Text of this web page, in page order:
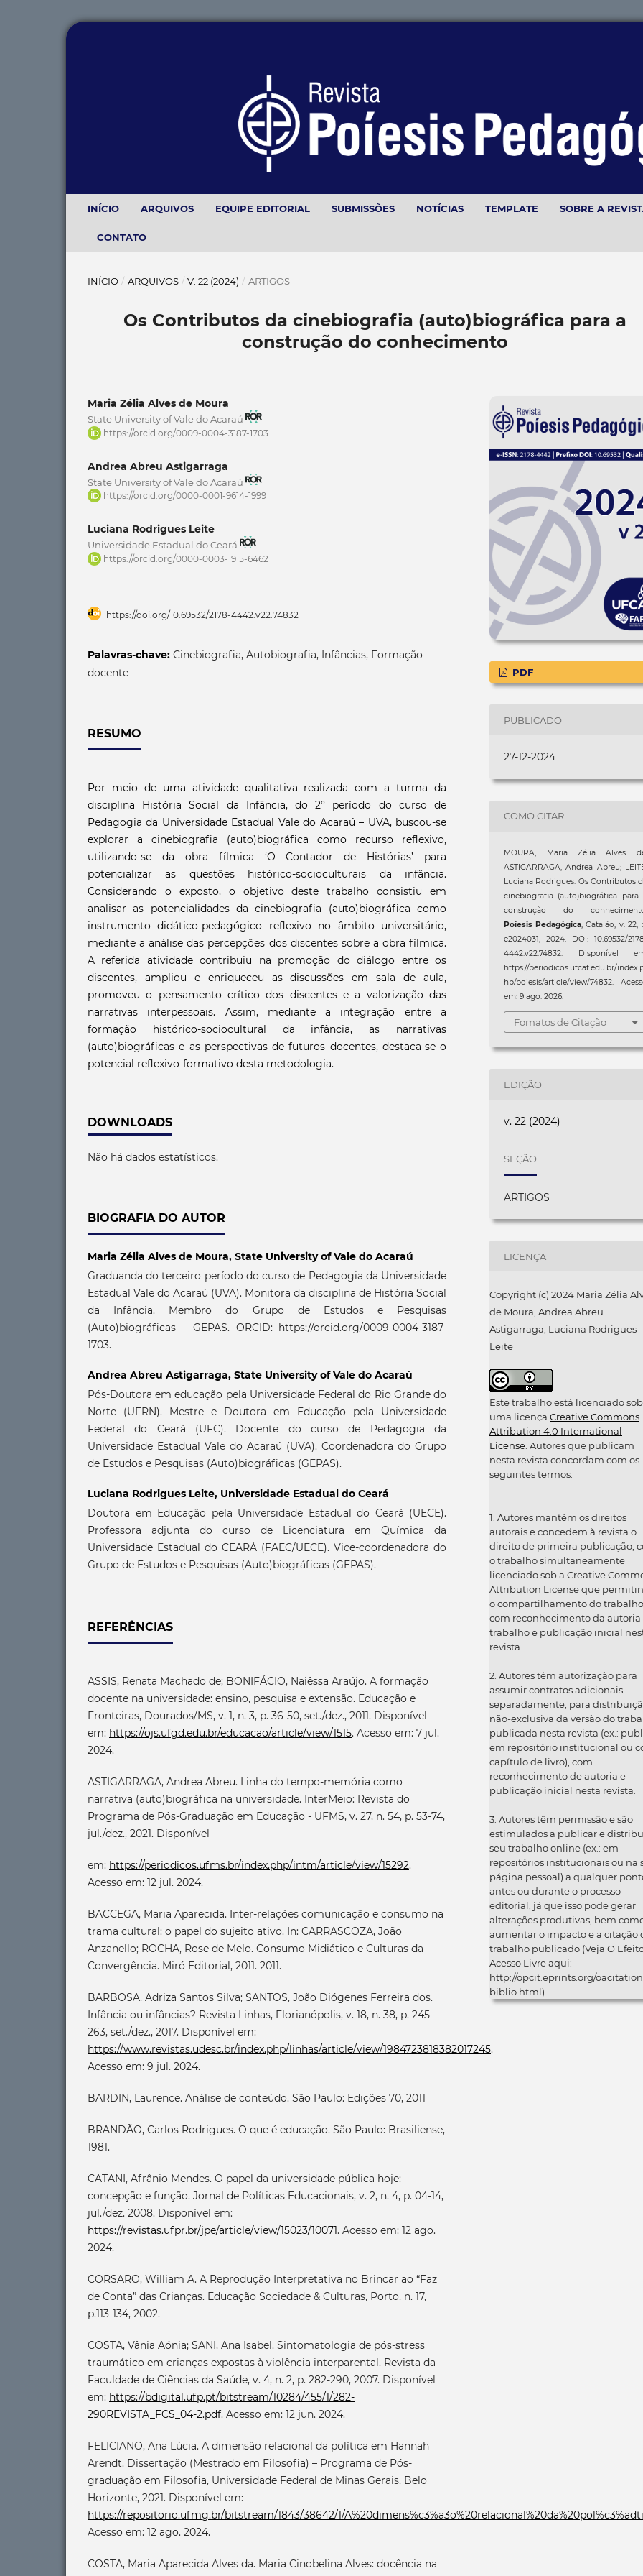
INÍCIO ARQUIVOS EQUIPE EDITORIAL SUBMISSÕES NOTÍCIAS TEMPLATE SOBRE A
CONTATO
INÍCIO / ARQUIVOS / V. 22 (2024) / ARTIGOS
Os Contributos da cinebiografia (auto)biográfica para a
construção do conhecimento
Maria Zélia Alves de Moura
State University of Vale do Acaraú
https://orcid.org/0009-0004-3187-1703
Andrea Abreu Astigarraga
State University of Vale do Acaraú
https://orcid.org/0000-0001-9614-1999
Luciana Rodrigues Leite
Universidade Estadual do Ceará
https://orcid.org/0000-0003-1915-6462
https://doi.org/10.69532/2178-4442.v22.74832
Palavras-chave: Cinebiografia, Autobiografia, Infâncias, Formação
docente
RESUMO
Por meio de uma atividade qualitativa realizada com a turma da
disciplina História Social da Infância, do 2° período do curso de
Pedagogia da Universidade Estadual Vale do Acaraú – UVA, buscou-se
explorar a cinebiografia (auto)biográfica como recurso reflexivo,
utilizando-se da obra fílmica ‘O Contador de Histórias’ para
potencializar as questões histórico-socioculturais da infância.
Considerando o exposto, o objetivo deste trabalho consistiu em
analisar as potencialidades da cinebiografia (auto)biográfica como
instrumento didático-pedagógico reflexivo no âmbito universitário,
mediante a análise das percepções dos discentes sobre a obra fílmica.
A referida atividade contribuiu na promoção do diálogo entre os
discentes, ampliou e enriqueceu as discussões em sala de aula,
promoveu o pensamento crítico dos discentes e a valorização das
narrativas interpessoais. Assim, mediante a integração entre a
formação histórico-sociocultural da infância, as narrativas
(auto)biográficas e as perspectivas de futuros docentes, destaca-se o
potencial reflexivo-formativo desta metodologia.
DOWNLOADS
Não há dados estatísticos.
BIOGRAFIA DO AUTOR
Maria Zélia Alves de Moura, State University of Vale do Acaraú
Graduanda do terceiro período do curso de Pedagogia da Universidade
Estadual Vale do Acaraú (UVA). Monitora da disciplina de História Social
da Infância. Membro do Grupo de Estudos e Pesquisas
(Auto)biográficas – GEPAS. ORCID: https://orcid.org/0009-0004-3187-
1703.
Andrea Abreu Astigarraga, State University of Vale do Acaraú
Pós-Doutora em educação pela Universidade Federal do Rio Grande do
Norte (UFRN). Mestre e Doutora em Educação pela Universidade
Federal do Ceará (UFC). Docente do curso de Pedagogia da
Universidade Estadual Vale do Acaraú (UVA). Coordenadora do Grupo
de Estudos e Pesquisas (Auto)biográficas (GEPAS).
Luciana Rodrigues Leite, Universidade Estadual do Ceará
Doutora em Educação pela Universidade Estadual do Ceará (UECE).
Professora adjunta do curso de Licenciatura em Química da
Universidade Estadual do CEARÁ (FAEC/UECE). Vice-coordenadora do
Grupo de Estudos e Pesquisas (Auto)biográficas (GEPAS).
REFERÊNCIAS
ASSIS, Renata Machado de; BONIFÁCIO, Naiêssa Araújo. A formação
docente na universidade: ensino, pesquisa e extensão. Educação e
Fronteiras, Dourados/MS, v. 1, n. 3, p. 36-50, set./dez., 2011. Disponível
em: https://ojs.ufgd.edu.br/educacao/article/view/1515. Acesso em: 7 jul.
2024.
ASTIGARRAGA, Andrea Abreu. Linha do tempo-memória como
narrativa (auto)biográfica na universidade. InterMeio: Revista do
Programa de Pós-Graduação em Educação - UFMS, v. 27, n. 54, p. 53-74,
jul./dez., 2021. Disponível
em: https://periodicos.ufms.br/index.php/intm/article/view/15292.
Acesso em: 12 jul. 2024.
BACCEGA, Maria Aparecida. Inter-relações comunicação e consumo na
trama cultural: o papel do sujeito ativo. In: CARRASCOZA, João
Anzanello; ROCHA, Rose de Melo. Consumo Midiático e Culturas da
Convergência. Miró Editorial, 2011. 2011.
BARBOSA, Adriza Santos Silva; SANTOS, João Diógenes Ferreira dos.
Infância ou infâncias? Revista Linhas, Florianópolis, v. 18, n. 38, p. 245-
263, set./dez., 2017. Disponível em:
https://www.revistas.udesc.br/index.php/linhas/article/view/1984723818382017245.
Acesso em: 9 jul. 2024.
BARDIN, Laurence. Análise de conteúdo. São Paulo: Edições 70, 2011
BRANDÃO, Carlos Rodrigues. O que é educação. São Paulo: Brasiliense,
1981.
CATANI, Afrânio Mendes. O papel da universidade pública hoje:
concepção e função. Jornal de Políticas Educacionais, v. 2, n. 4, p. 04-14,
jul./dez. 2008. Disponível em:
https://revistas.ufpr.br/jpe/article/view/15023/10071. Acesso em: 12 ago.
2024.
CORSARO, William A. A Reprodução Interpretativa no Brincar ao “Faz
de Conta” das Crianças. Educação Sociedade & Culturas, Porto, n. 17,
p.113-134, 2002.
COSTA, Vânia Aónia; SANI, Ana Isabel. Sintomatologia de pós-stress
traumático em crianças expostas à violência interparental. Revista da
Faculdade de Ciências da Saúde, v. 4, n. 2, p. 282-290, 2007. Disponível
em: https://bdigital.ufp.pt/bitstream/10284/455/1/282-
290REVISTA_FCS_04-2.pdf. Acesso em: 12 jun. 2024.
FELICIANO, Ana Lúcia. A dimensão relacional da política em Hannah
Arendt. Dissertação (Mestrado em Filosofia) – Programa de Pós-
graduação em Filosofia, Universidade Federal de Minas Gerais, Belo
Horizonte, 2021. Disponível em:
https://repositorio.ufmg.br/bitstream/1843/38642/1/
Acesso em: 12 ago. 2024.
COSTA, Maria Aparecida Alves da. Maria Cinobelina Alves: docência na
PDF
PUBLICADO
27-12-2024
COMO CITAR
MOURA, Maria Zélia Alves
ASTIGARRAGA, Andrea Abreu;
Luciana Rodrigues. Os Contributos
cinebiografia (auto)biográfica para
construção do
Poíesis Pedagógica , Catalão, v. 22,
e2024031, 2024. DOI: 10.69532/
4442.v22.74832. Disponível
https://periodicos.ufcat.edu.br/
hp/poiesis/article/view/74832.
em: 9 ago. 2026.
Fomatos de Citação
EDIÇÃO
v. 22 (2024)
SEÇÃO
ARTIGOS
LICENÇA
Copyright (c) 2024 Maria Zélia
de Moura, Andrea Abreu
Astigarraga, Luciana Rodrigues
Leite
Este trabalho está licenciado sob
uma licença Creative Commons
Attribution 4.0 International
License . Autores que publicam
nesta revista concordam com os
seguintes termos:
1. Autores mantém os direitos
autorais e concedem à revista o
direito de primeira publicação,
o trabalho simultaneamente
licenciado sob a Creative
Attribution License que
o compartilhamento do trabalho
com reconhecimento da autoria
trabalho e publicação inicial
revista.
2. Autores têm autorização para
assumir contratos adicionais
separadamente, para
não-exclusiva da versão do
publicada nesta revista (ex.:
em repositório institucional ou
capítulo de livro), com
reconhecimento de autoria e
publicação inicial nesta revista.
3. Autores têm permissão e são
estimulados a publicar e
seu trabalho online (ex.: em
repositórios institucionais ou na
página pessoal) a qualquer
antes ou durante o processo
editorial, já que isso pode gerar
alterações produtivas, bem
aumentar o impacto e a citação
trabalho publicado (Veja O
Acesso Livre aqui:
http://opcit.eprints.org/
biblio.html)